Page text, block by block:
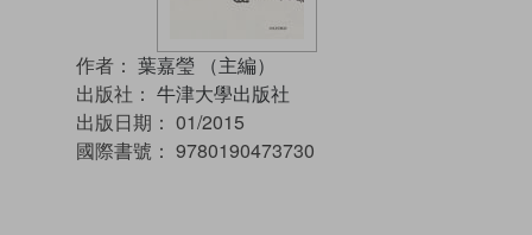
作者： 葉嘉瑩 （主編）
出版社： 牛津大學出版社
出版日期： 01/2015
國際書號： 9780190473730